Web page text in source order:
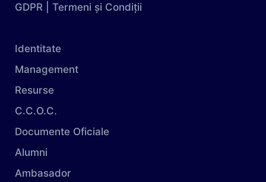
GDPR | Termeni și Condiții
Identitate
Management
Resurse
C.C.O.C.
Documente Oficiale
Alumni
Ambasador